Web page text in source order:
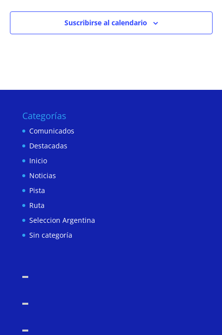
Suscribirse al calendario
Categorías
Comunicados
Destacadas
Inicio
Noticias
Pista
Ruta
Seleccion Argentina
Sin categoría